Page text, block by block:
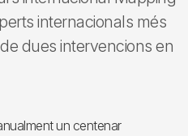
internacionals més
dues intervencions en
un centenar